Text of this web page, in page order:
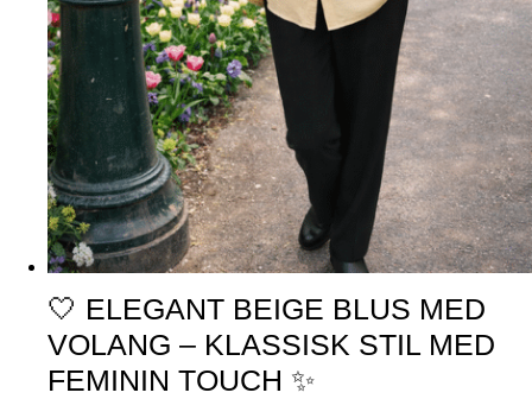
🤍 ELEGANT BEIGE BLUS MED
VOLANG – KLASSISK STIL MED
FEMININ TOUCH ✨